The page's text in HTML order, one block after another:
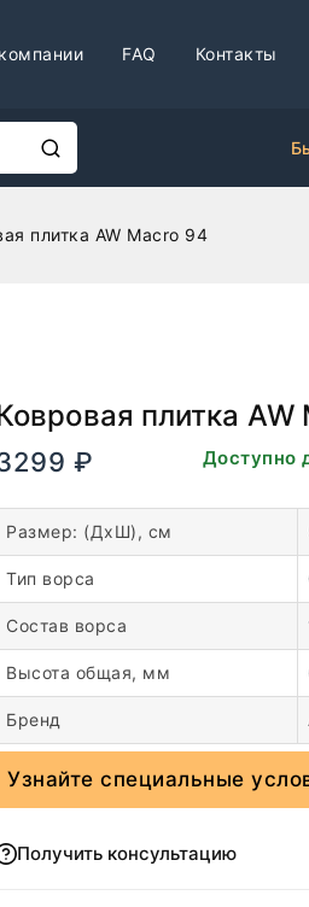
FAQ Контакты
плитка AW Macro 94
плитка AW
₽ В наличии. Доступно
Размер: (ДхШ), см
Тип ворса
Состав ворса
Высота общая, мм
Бренд
Узнайте специальные
Получить консультацию